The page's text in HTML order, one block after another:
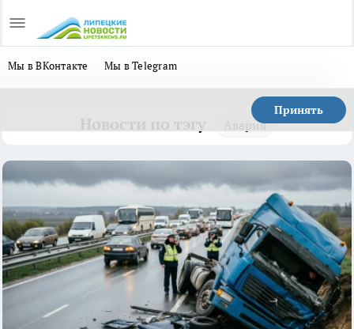
Мы в ВКонтакте Мы в Telegram
Принять
Авария